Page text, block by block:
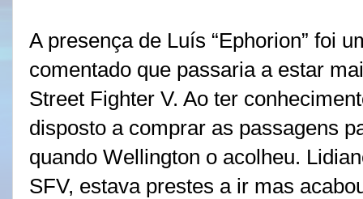
A presença de Luís “Ephorion” foi
comentado que passaria a estar
Street Fighter V. Ao ter
disposto a comprar as passagens
quando Wellington o acolheu.
SFV, estava prestes a ir mas